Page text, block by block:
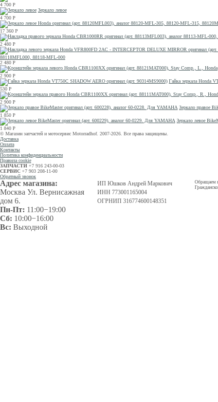
4 700 Р
Зеркало левое
4 700 Р
17 360 Р
2 480 Р
88118MFL000, 88118-MFL-000
2 480 Р
2 900 Р
Гайка зеркала Honda
530 Р
2 900 Р
Зеркало правое
1 850 Р
Зеркало левое
1 840 Р
© Магазин запчастей и мотосервис Motorradhof. 2007-2026. Все права защищены.
Доставка
Оплата
Контакты
Политика конфиденциальности
Правила cookie
ЗАПЧАСТИ +7 916 243-00-03
СЕРВИС +7 903 208-11-00
Обратный звонок
Адрес магазина:
Москва Ул. Вернисажная
дом 6.
Пн-Пт: 11:00−19:00
Сб: 10:00−16:00
Вс: Выходной
ИП Юшков Андрей Маркович
ИНН 773001165004
ОГРНИП 316774600148351
Обращаем